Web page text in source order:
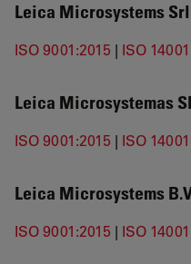
Leica Microsystems
ISO 9001:2015 | ISO
Leica Microsystemas
ISO 9001:2015 | ISO
Leica Microsystems
ISO 9001:2015 | ISO